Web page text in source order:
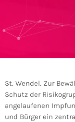
St. Wendel. Zur
Schutz der
angelaufenen
und Bürger ein